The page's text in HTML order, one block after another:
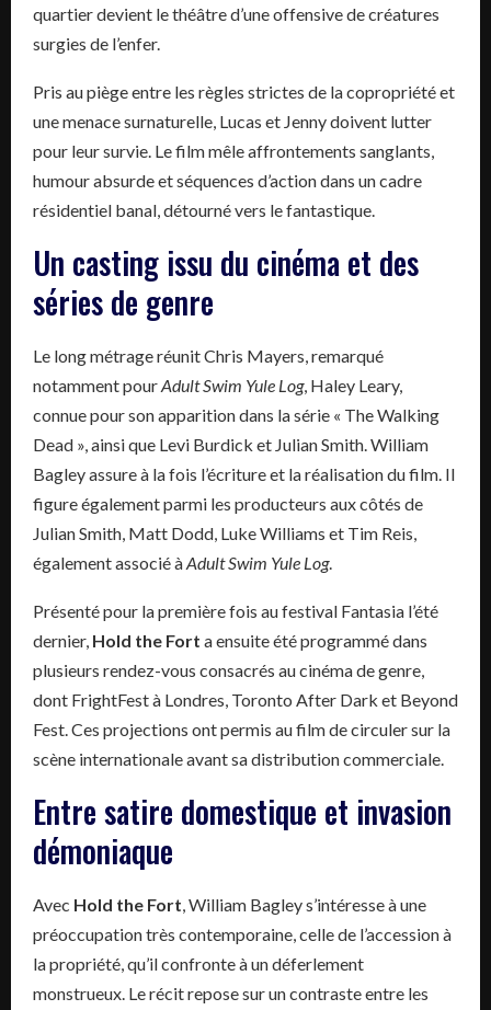
quartier devient le théâtre d’une offensive de créatures
surgies de l’enfer.
Pris au piège entre les règles strictes de la copropriété et
une menace surnaturelle, Lucas et Jenny doivent lutter
pour leur survie. Le film mêle affrontements sanglants,
humour absurde et séquences d’action dans un cadre
résidentiel banal, détourné vers le fantastique.
Un casting issu du cinéma et des
séries de genre
Le long métrage réunit Chris Mayers, remarqué
notamment pourAdult Swim Yule Log, Haley Leary,
connue pour son apparition dans la série « The Walking
Dead », ainsi que Levi Burdick et Julian Smith. William
Bagley assure à la fois l’écriture et la réalisation du film. Il
figure également parmi les producteurs aux côtés de
Julian Smith, Matt Dodd, Luke Williams et Tim Reis,
également associé àAdult Swim Yule Log.
Présenté pour la première fois au festival Fantasia l’été
dernier, Hold the Fort a ensuite été programmé dans
plusieurs rendez-vous consacrés au cinéma de genre,
dont FrightFest à Londres, Toronto After Dark et Beyond
Fest. Ces projections ont permis au film de circuler sur la
scène internationale avant sa distribution commerciale.
Entre satire domestique et invasion
démoniaque
Avec Hold the Fort , William Bagley s’intéresse à une
préoccupation très contemporaine, celle de l’accession à
la propriété, qu’il confronte à un déferlement
monstrueux. Le récit repose sur un contraste entre les